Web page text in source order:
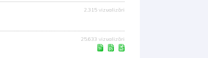
2.315 vizualizări
25.633 vizualizări